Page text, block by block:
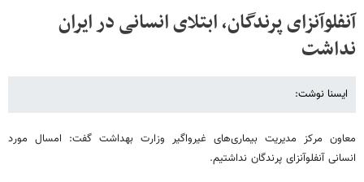
آنفلوآنزای پرندگان، ابتلای انسانی در ایران
نداشت
ایسنا نوشت:
معاون مرکز مدیریت بیماری‌های غیرواگیر وزارت بهداشت گفت: امسال مورد
انسانی آنفلوآنزای پرندگان نداشتیم.